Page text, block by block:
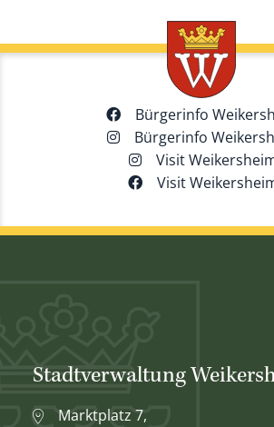
Bürgerinfo
Bürgerinfo
Visit
Visit
Stadtverwaltung
Marktplatz 7,